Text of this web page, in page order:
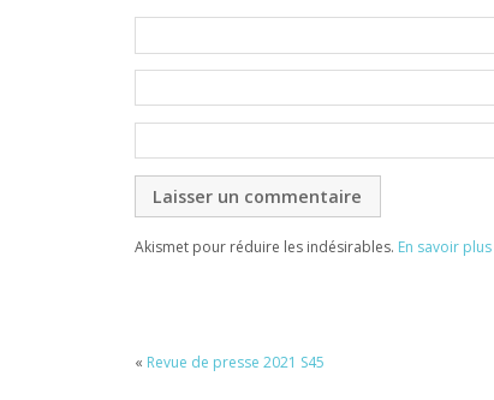
Akismet pour réduire les indésirables. En savoir
« Revue de presse 2021 S45